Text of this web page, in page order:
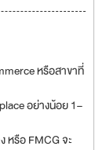
หรือสาขาที่
อย่างน้อย 1–
หรือ FMCG จะ